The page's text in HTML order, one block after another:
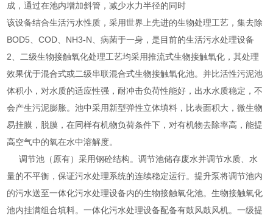
成，通过在池内增加斜管，减少水力半径的同时
该设备结合生活污水性质，采用世界上先进的生物处理工艺，集去除
BOD5、COD、NH3-N、病菌于一身，是目前的生活污水处理设备
2、二级生物接触氧化处理工艺均采用推流式生物接触氧化，其处理
效果优于混合式或二级串联混合式生物接触氧化池。并比活性污泥池
体积小，对水质的适应性强，耐冲击负荷性能好，出水水质稳定，不
会产生污泥膨胀。池中采用新型弹性立体填料，比表面积大，微生物
易挂膜，脱膜，在同样有机物负荷条件下，对有机物去除率高，能提
高空气中的氧在水中溶解度。
调节池（原有）采用钢砼结构。调节池储存废水并调节水质、水
量的不平衡，保证污水处理系统的连续稳定运行。提升泵将调节池内
的污水送至一体化污水处理设备内的生物接触氧化池。生物接触氧化
池内挂满组合填料。一体化污水处理设备配备有鼓风鼓风机。一级提